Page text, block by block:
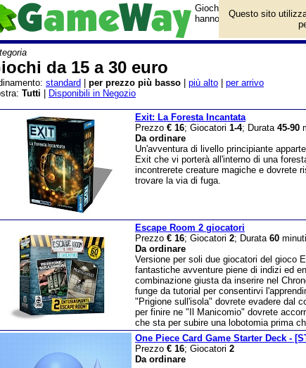
Giochi di carte e di società
hanno più componenti e
da 15 a 30 euro
standard per prezzo più basso più alto
per arrivo
Tutti Disponibili in Negozio
Exit: La Foresta Incantata
Prezzo € 16; Giocatori 1-4; Durata 45-90
Da ordinare
Un'avventura di livello principiante
Exit che vi porterà all'interno di una
incontrerete creature magiche e dovrete
trovare la via di fuga.
Escape Room 2 giocatori
Prezzo € 16; Giocatori 2; Durata 60
Da ordinare
Versione per soli due giocatori del gioco
fantastiche avventure piene di indizi ed
combinazione giusta da inserire nel
funge da tutorial per consentirvi
"Prigione sull'isola" dovrete evadere dal
per finire ne "Il Manicomio" dovrete
che sta per subire una lobotomia prima
One Piece Card Game Starter Deck -
Prezzo € 16; Giocatori 2
Da ordinare
Questo sito